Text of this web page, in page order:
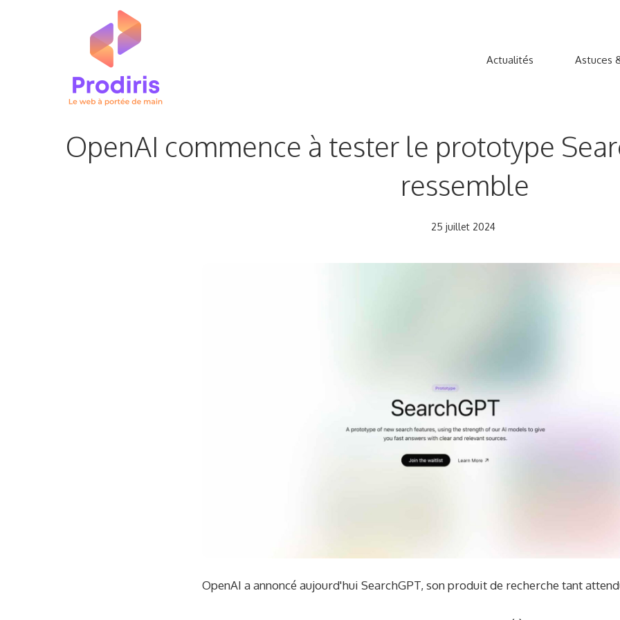
Actualités Astuces
OpenAI commence à tester le prototype
ressemble
25 juillet 2024
OpenAI a annoncé aujourd'hui SearchGPT, son produit de recherche tant